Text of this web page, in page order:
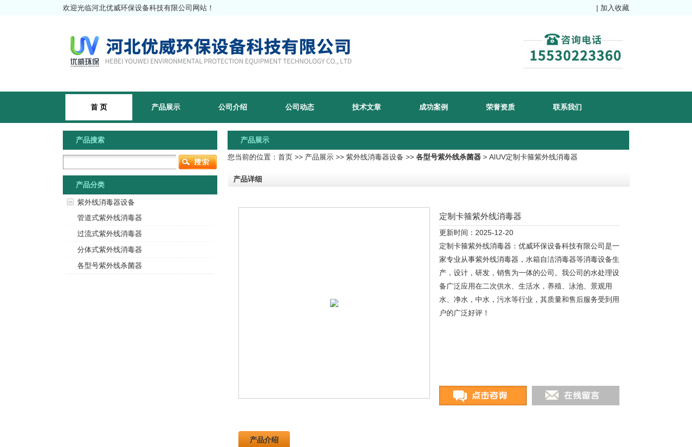
欢迎光临河北优威环保设备科技有限公司网站！ | 加入收藏
首 页 产品展示 公司介绍 公司动态 技术文章 成功案例 荣誉资质 联系我们
产品展示
您当前的位置： 首页 >> 产品展示 >> 紫外线消毒器设备 >> 各型号紫外线杀菌器 > AIUV定制卡箍紫外线消毒器
产品详细
定制卡箍紫外线消毒器
更新时间：2025-12-20
定制卡箍紫外线消毒器：优威环保设备科技有限公司是一
家专业从事紫外线消毒器，水箱自洁消毒器等消毒设备生
产，设计，研发，销售为一体的公司。我公司的水处理设
备广泛应用在二次供水、生活水，养殖、泳池、景观用
水、净水，中水，污水等行业，其质量和售后服务受到用
户的广泛好评！
产品介绍
产品搜索
产品分类
紫外线消毒器设备
管道式紫外线消毒器
过流式紫外线消毒器
分体式紫外线消毒器
各型号紫外线杀菌器